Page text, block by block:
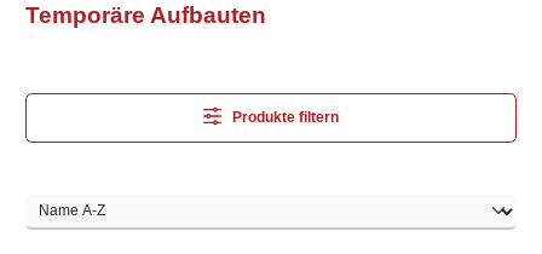
Temporäre Aufbauten
Produkte filtern